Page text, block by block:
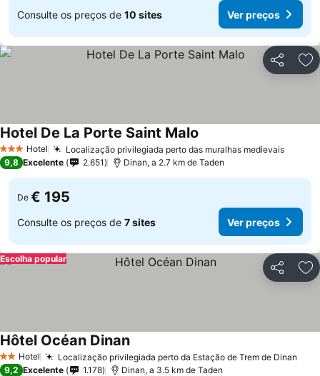
Consulte os preços de 10 sites Ver preços
Partilhar
3 EstrelasHotel Localização privilegiada perto das muralhas medievaisVer
Hotel De La Porte Saint Malo
9,8 Excelente 2.651 Dinan, a 2.7 km de Taden
De € 195
Consulte os preços de 7 sites Ver preços
Partilhar
Escolha popular
2 Estrelas
Hotel Localização privilegiada perto da Estação de Trem de Dinan
Hôtel Océan DinanVer preços
9,2 Excelente 1.178 Dinan, a 3.5 km de Taden